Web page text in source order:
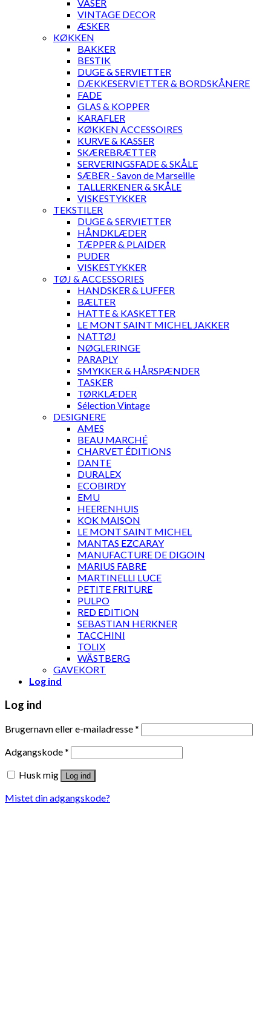
VASER
VINTAGE DECOR
ÆSKER
KØKKEN
BAKKER
BESTIK
DUGE & SERVIETTER
DÆKKESERVIETTER & BORDSKÅNERE
FADE
GLAS & KOPPER
KARAFLER
KØKKEN ACCESSOIRES
KURVE & KASSER
SKÆREBRÆTTER
SERVERINGSFADE & SKÅLE
SÆBER - Savon de Marseille
TALLERKENER & SKÅLE
VISKESTYKKER
TEKSTILER
DUGE & SERVIETTER
HÅNDKLÆDER
TÆPPER & PLAIDER
PUDER
VISKESTYKKER
TØJ & ACCESSORIES
HANDSKER & LUFFER
BÆLTER
HATTE & KASKETTER
LE MONT SAINT MICHEL JAKKER
NATTØJ
NØGLERINGE
PARAPLY
SMYKKER & HÅRSPÆNDER
TASKER
TØRKLÆDER
Sélection Vintage
DESIGNERE
AMES
BEAU MARCHÉ
CHARVET ÉDITIONS
DANTE
DURALEX
ECOBIRDY
EMU
HEERENHUIS
KOK MAISON
LE MONT SAINT MICHEL
MANTAS EZCARAY
MANUFACTURE DE DIGOIN
MARIUS FABRE
MARTINELLI LUCE
PETITE FRITURE
PULPO
RED EDITION
SEBASTIAN HERKNER
TACCHINI
TOLIX
WÄSTBERG
GAVEKORT
Log ind
Log ind
Brugernavn eller e-mailadresse*
Adgangskode*
Husk mig
Log ind
Mistet din adgangskode?